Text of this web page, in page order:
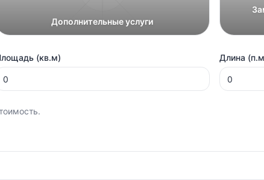
Дополнительные услуги
(кв.м) Длина